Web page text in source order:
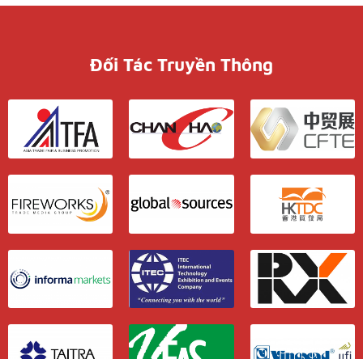
Đối Tác Truyền Thông